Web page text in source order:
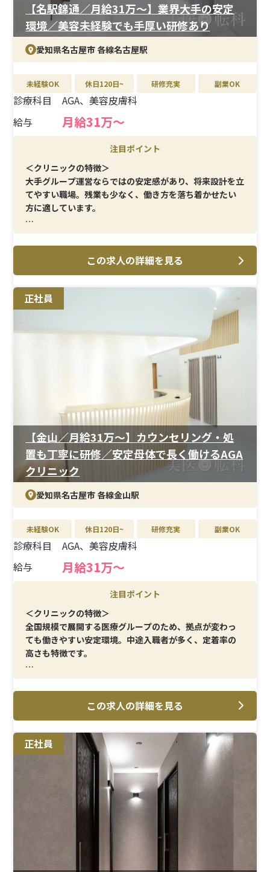
【名駅錦通／月給31万〜】業界大手の安定
環境／美容未経験でも手厚い研修あり
愛知県名古屋市 各線名古屋駅
未経験OK 休日120日~ 研修充実 副業OK
診療科目
AGA、美容皮膚科
給与
月給31万〜
注目ポイント
＜クリニックの特徴＞
大手グループ運営ならではの安定感があり、将来設計を立
てやすい職場。残業も少なく、働き方を落ち着かせたい
方に適しています。
＜メイン施術＞
AGA治療や美容皮膚科に関する看護業務が中心。患者様
対応を重視した診療スタイルです。
＜研修制度＞
臨床経験をベースに、美容分野の知識や技術を身につけ
られる研修体制。現場スタッフのフォローも充実してい
年間休日125日、残業は月10時間以下。結婚・出産祝金
（第一子30万円、第二子40万円）と、育休取得率 女性
100％・男性33％の実績があります。
この求人の詳細を見る
正社員
【金山／月給31万〜】カウンセリング・処
置も丁寧に研修／安定母体で長く働けるAGA
クリニック
愛知県名古屋市 各線金山駅
未経験OK 休日120日~ 研修充実 副業OK
診療科目
AGA、美容皮膚科
給与
月給31万〜
注目ポイント
＜クリニックの特徴＞
全国規模で展開する医療グループのため、拠点が変わっ
ても働きやすい安定環境。中途入職者が多く、定着率の
高さも特徴です。
＜メイン施術＞
AGA治療・美容皮膚科を軸に、日常的な看護業務を担
当。過度な負担がなく、安定した業務量です。
＜研修制度＞
業務マニュアルと現場OJTを組み合わせた教育体制で、美
容未経験の方も安心して業務に取り組めます。
月給33万円以上、年間休日125日。結婚・出産祝金は第一
子30万円、第二子40万円を支給。育休取得率は女性
100％、男性33％と、実績に裏付けられた制度がありま
この求人の詳細を見る
正社員